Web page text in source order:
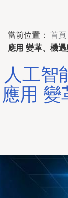
當前位置： 首頁
應用 變革、機
人工智
應用 變